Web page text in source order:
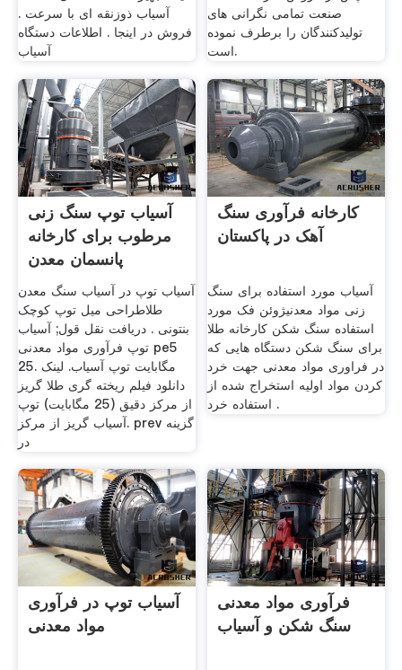
آسیاب ذوزنقه ای با سرعت .
فروش در اینجا . اطلاعات دستگاه
آسیاب
صنعت تمامی نگرانی های
تولیدکنندگان را برطرف نموده
است.
آسیاب توپ سنگ زنی
مرطوب برای کارخانه
پانسمان معدن
آسیاب توپ در آسیاب سنگ معدن
طلاطراحی میل توپ کوچک
بنتونی . دریافت نقل قول; آسیاب
توپ فرآوری مواد معدنی pe5
25. مگابایت توپ آسیاب. لینک
دانلود فیلم ریخته گری طلا گریز
از مرکز دقیق (25 مگابایت) توپ
آسیاب گریز از مرکز. prev گزینه
در
کارخانه فرآوری سنگ
آهک در پاکستان
آسیاب مورد استفاده برای سنگ
زنی مواد معدنیژوئن فک مورد
استفاده سنگ شکن کارخانه طلا
برای سنگ شکن دستگاه هایی که
در فراوری مواد معدنی جهت خرد
کردن مواد اولیه استخراج شده از
استفاده خرد .
آسیاب توپ در فرآوری
مواد معدنی
فرآوری مواد معدنی
سنگ شکن و آسیاب